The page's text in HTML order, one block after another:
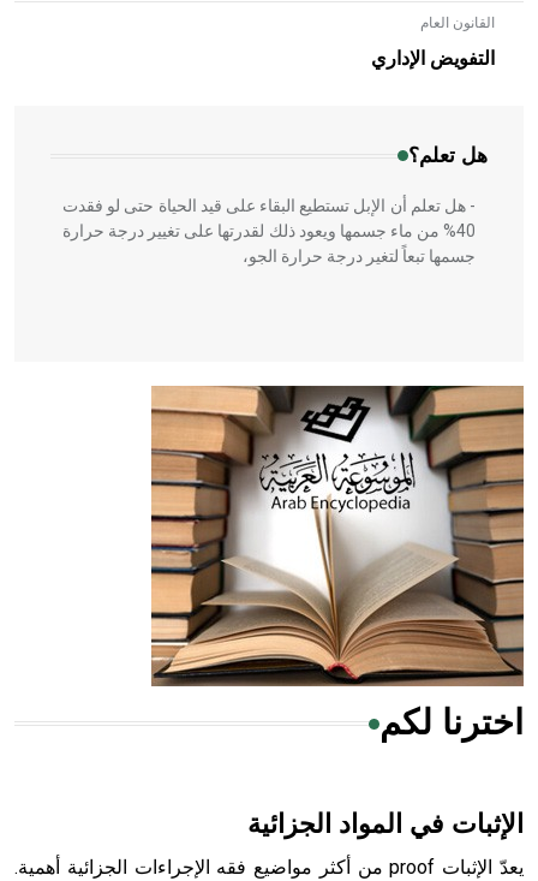
القانون العام
التفويض الإداري
هل تعلم؟
- هل تعلم أن الأبلق نوع من الفنون الهندسية التي ارتبطت
بالعمارة الإسلامية في بلاد الشام ومصر خاصة، حيث يحرص
المعمار على بناء مداميكه وخاصة في الواجهات
- هل تعلم أن الإبل تستطيع البقاء على قيد الحياة حتى لو فقدت
40% من ماء جسمها ويعود ذلك لقدرتها على تغيير درجة حرارة
جسمها تبعاً لتغير درجة حرارة الجو،
- هل تعلم أن أبقراط كتب في الطب أربعة مؤلفات هي:
الحكم، الأدلة، تنظيم التغذية، ورسالته في جروح الرأس. ويعود
له الفضل بأنه حرر الطب من الدين والفلسفة.
- هل تعلم أن المرجان إفراز حيواني يتكون في البحر ويتركب
من مادة كربونات الكلسيوم، وهو أحمر أو شديد الحمرة وهو
أجود أنواعه، ويمتاز بكبر الحجم ويسمى الش
هل تعلم أن الأبسيد كلمة فرنسية اللفظ تم اعتمادها مصطلحاً
اخترنا لكم
الإثبات في المواد الجزائية
يعدّ الإثبات proof من أكثر مواضيع فقه الإجراءات الجزائية أهمية.